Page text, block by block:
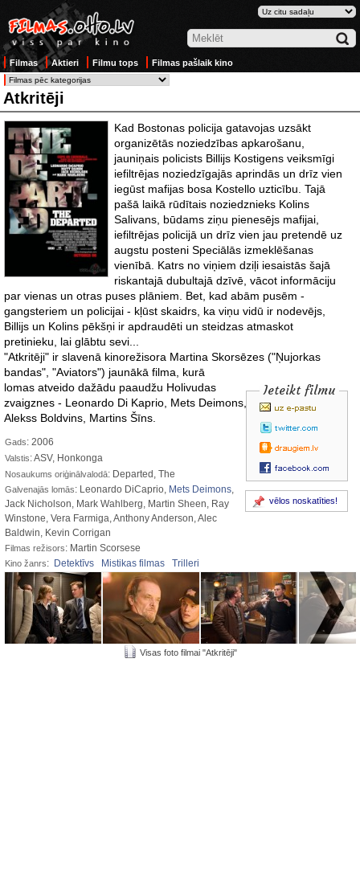
Filmas Aktieri Filmu tops Filmas pašlaik kino
Atkritēji
Kad Bostonas policija gatavojas uzsākt
organizētās noziedzības apkarošanu,
jauniņais policists Billijs Kostigens veiksmīgi
iefiltrējas noziedzīgajās aprindās un drīz vien
iegūst mafijas bosa Kostello uzticību. Tajā
pašā laikā rūdītais noziedznieks Kolins
Salivans, būdams ziņu pienesējs mafijai,
iefiltrējas policijā un drīz vien jau pretendē uz
augstu posteni Speciālās izmeklēšanas
vienībā. Katrs no viņiem dziļi iesaistās šajā
riskantajā dubultajā dzīvē, vācot informāciju
par vienas un otras puses plāniem. Bet, kad abām pusēm -
gangsteriem un policijai - kļūst skaidrs, ka viņu vidū ir nodevējs,
Billijs un Kolins pēkšņi ir apdraudēti un steidzas atmaskot
pretinieku, lai glābtu sevi...
"Atkritēji" ir slavenā kinorežisora Martina Skorsēzes ("Ņujorkas
bandas", "Aviators") jaunākā filma, kurā
lomas atveido dažādu paaudžu Holivudas
zvaigznes - Leonardo Di Kaprio, Mets Deimons, Džeks Nikolsons,
Alekss Boldvins, Martins Šīns.
Ieteikt filmu
vēlos noskatīties!
Gads: 2006
Valstis: ASV, Honkonga
Nosaukums oriģinālvalodā: Departed, The
Galvenajās lomās: Leonardo DiCaprio, Mets Deimons,
Jack Nicholson, Mark Wahlberg, Martin Sheen, Ray
Winstone, Vera Farmiga, Anthony Anderson, Alec
Baldwin, Kevin Corrigan
Filmas režisors: Martin Scorsese
Kino žanrs: Detektīvs Mistikas filmas Trilleri
Visas foto filmai "Atkritēji"